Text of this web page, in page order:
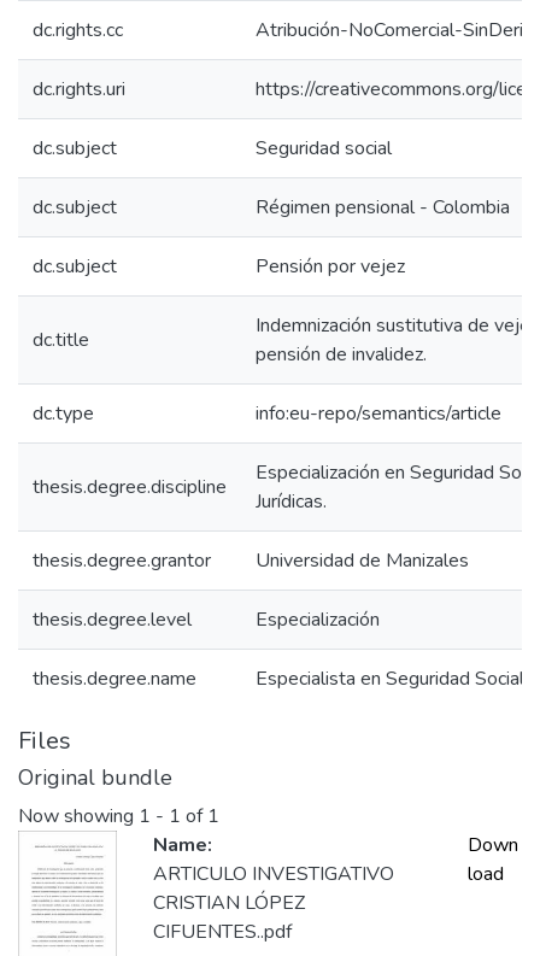
dc.rights.cc Atribución-NoComercial-
dc.rights.uri https://creativecommons.org/
dc.subject Seguridad social
dc.subject Régimen pensional - Colombia
dc.subject Pensión por vejez
dc.title
Indemnización sustitutiva de
pensión de invalidez.
dc.type info:eu-repo/semantics/article
thesis.degree.discipline
Especialización en Seguridad
Jurídicas.
thesis.degree.grantor Universidad de Manizales
thesis.degree.level Especialización
thesis.degree.name Especialista en Seguridad Social.
Files
Original bundle
Now showing 1 - 1 of 1
Name:
ARTICULO INVESTIGATIVO
CRISTIAN LÓPEZ
CIFUENTES..pdf
Down
load